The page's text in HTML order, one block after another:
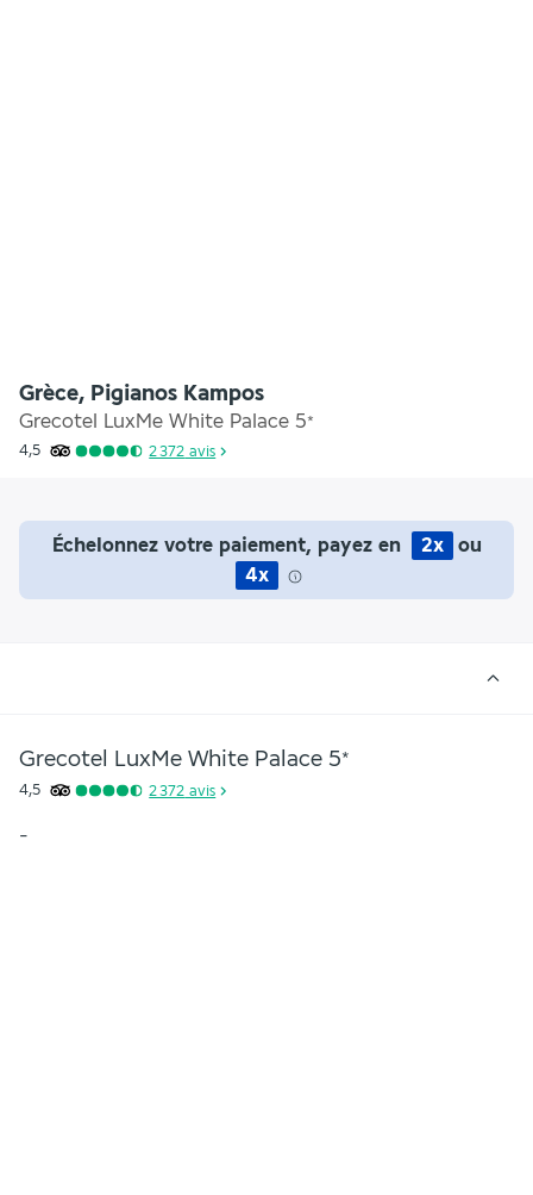
Grèce, Pigianos Kampos
Grecotel LuxMe White Palace 5*
4,5 2 372 avis
Échelonnez votre paiement, payez en 2x
ou
4x
Grecotel LuxMe White Palace 5*
4,5 2 372 avis
-